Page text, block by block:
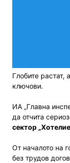
Глобите растат,
ключови.
ИА „Главна
да отчита
сектор
От началото на
без трудов